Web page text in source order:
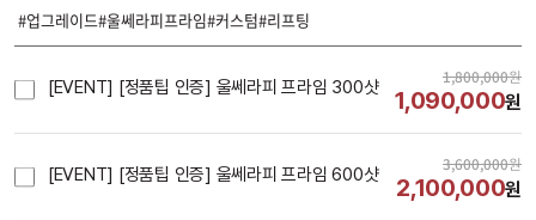
#업그레이드#울쎄라피프라임#커스텀#리프팅
[EVENT] [정품팁 인증] 울쎄라피 프라임 300샷 1,800,000원
1,090,000원
[EVENT] [정품팁 인증] 울쎄라피 프라임 600샷 3,600,000원
2,100,000원